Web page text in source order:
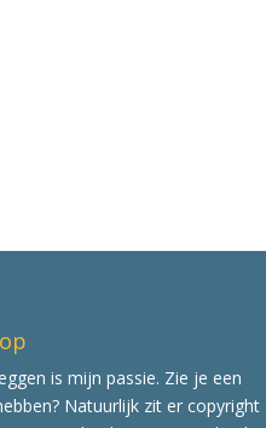
is mijn passie. Zie je een
Natuurlijk zit er copyright